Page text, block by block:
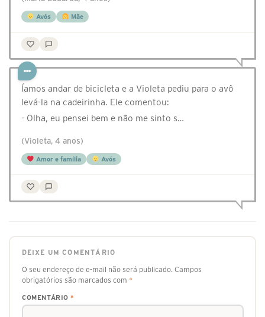
Avós Mãe
⁣Íamos andar de bicicleta e a Violeta pediu para o avô
levá-la na cadeirinha. Ele comentou:
- Olha, eu pensei bem e não me sinto s…
(Violeta, 4 anos)
Amor e família Avós
DEIXE UM COMENTÁRIO
O seu endereço de e-mail não será publicado. Campos
obrigatórios são marcados com *
COMENTÁRIO *